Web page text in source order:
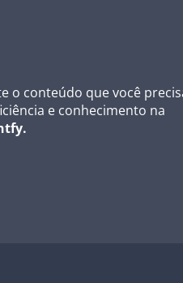
o conteúdo que você
e conhecimento na